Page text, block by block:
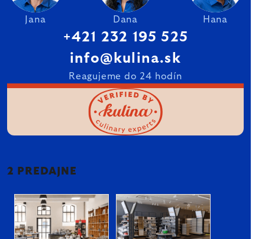
Jana Dana Hana
+421 232 195 525
info@kulina.sk
Reagujeme do 24 hodín
2 PREDAJNE